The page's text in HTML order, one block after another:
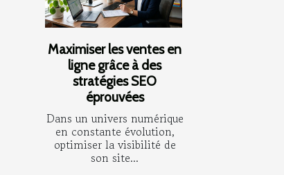
Maximiser les ventes en
ligne grâce à des
stratégies SEO
éprouvées
Dans un univers numérique
en constante évolution,
optimiser la visibilité de
son site...